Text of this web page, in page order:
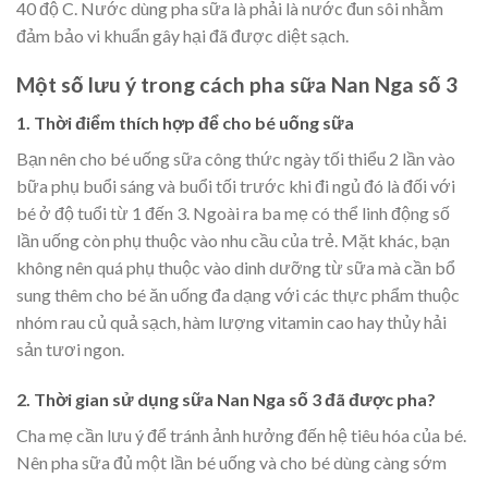
40 độ C. Nước dùng pha sữa là phải là nước đun sôi nhằm
đảm bảo vi khuẩn gây hại đã được diệt sạch.
Một số lưu ý trong cách pha sữa Nan Nga số 3
1. Thời điểm thích hợp để cho bé uống sữa
Bạn nên cho bé uống sữa công thức ngày tối thiểu 2 lần vào
bữa phụ buổi sáng và buổi tối trước khi đi ngủ đó là đối với
bé ở độ tuổi từ 1 đến 3. Ngoài ra ba mẹ có thể linh động số
lần uống còn phụ thuộc vào nhu cầu của trẻ. Mặt khác, bạn
không nên quá phụ thuộc vào dinh dưỡng từ sữa mà cần bổ
sung thêm cho bé ăn uống đa dạng với các thực phẩm thuộc
nhóm rau củ quả sạch, hàm lượng vitamin cao hay thủy hải
sản tươi ngon.
2. Thời gian sử dụng sữa Nan Nga số 3 đã được pha?
Cha mẹ cần lưu ý để tránh ảnh hưởng đến hệ tiêu hóa của bé.
Nên pha sữa đủ một lần bé uống và cho bé dùng càng sớm